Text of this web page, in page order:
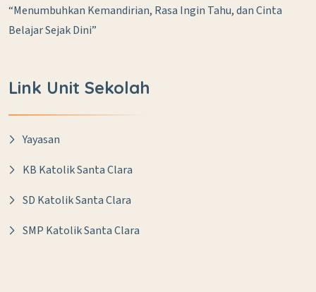
“Menumbuhkan Kemandirian, Rasa Ingin Tahu, dan Cinta
Belajar Sejak Dini”
Link Unit Sekolah
Yayasan
KB Katolik Santa Clara
SD Katolik Santa Clara
SMP Katolik Santa Clara